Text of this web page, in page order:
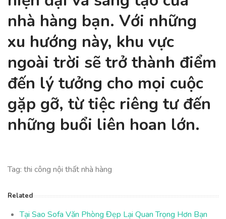
nhà hàng bạn. Với những
xu hướng này, khu vực
ngoài trời sẽ trở thành điểm
đến lý tưởng cho mọi cuộc
gặp gỡ, từ tiệc riêng tư đến
những buổi liên hoan lớn.
Tag: thi công nội thất nhà hàng
Related
Tại Sao Sofa Văn Phòng Đẹp Lại Quan Trọng Hơn Bạn